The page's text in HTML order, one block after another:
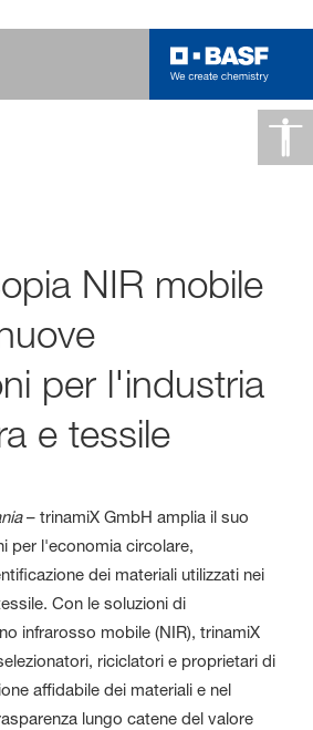
NIR mobile
per l'industria
e tessile
– trinamiX GmbH amplia il suo
per l'economia circolare,
dei materiali utilizzati nei
Con le soluzioni di
infrarosso mobile (NIR), trinamiX
riciclatori e proprietari di
affidabile dei materiali e nel
lungo catene del valore